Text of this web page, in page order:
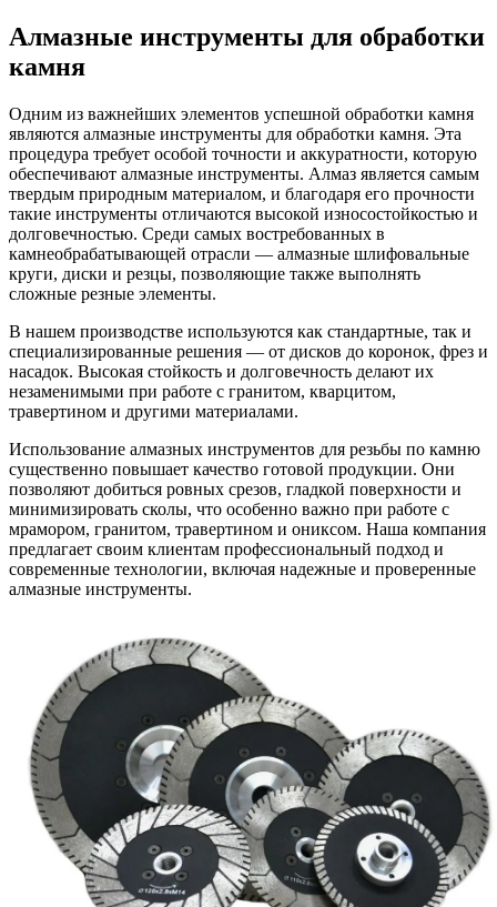
Алмазные инструменты для обработки
камня
Одним из важнейших элементов успешной обработки камня
являются алмазные инструменты для обработки камня. Эта
процедура требует особой точности и аккуратности, которую
обеспечивают алмазные инструменты. Алмаз является самым
твердым природным материалом, и благодаря его прочности
такие инструменты отличаются высокой износостойкостью и
долговечностью. Среди самых востребованных в
камнеобрабатывающей отрасли — алмазные шлифовальные
круги, диски и резцы, позволяющие также выполнять
сложные резные элементы.
В нашем производстве используются как стандартные, так и
специализированные решения — от дисков до коронок, фрез и
насадок. Высокая стойкость и долговечность делают их
незаменимыми при работе с гранитом, кварцитом,
травертином и другими материалами.
Использование алмазных инструментов для резьбы по камню
существенно повышает качество готовой продукции. Они
позволяют добиться ровных срезов, гладкой поверхности и
минимизировать сколы, что особенно важно при работе с
мрамором, гранитом, травертином и ониксом. Наша компания
предлагает своим клиентам профессиональный подход и
современные технологии, включая надежные и проверенные
алмазные инструменты.